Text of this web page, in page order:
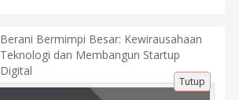
Berani Bermimpi Besar: Kewirausahaan
Teknologi dan Membangun Startup
Digital
11 Agu 2023 | 1118
Tutup